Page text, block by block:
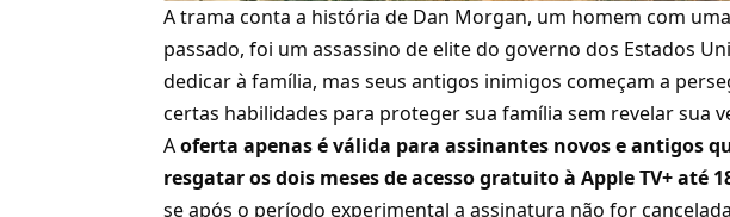
A trama conta a história de Dan Morgan, um homem com
passado, foi um assassino de elite do governo dos Estados
dedicar à família, mas seus antigos inimigos começam a
certas habilidades para proteger sua família sem revelar sua
Aoferta apenas é válida para assinantes novos e antigos
resgatar os dois meses de acesso gratuito à Apple TV+ até
se após o período experimental a assinatura não for